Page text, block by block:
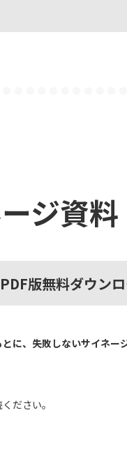
ジ資料
版無料ダウンロ
に、失敗しないサイネ
ださい。